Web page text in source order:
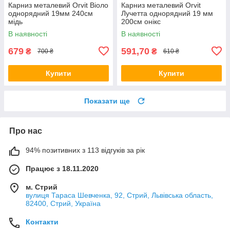
Карниз металевий Orvit Віоло
однорядний 19мм 240см
мідь
В наявності
679 ₴ 700 ₴
Купити
Карниз металевий Orvit
Лучетта однорядний 19 мм
200см онікс
В наявності
591,70 ₴ 610 ₴
Купити
Показати ще
Про нас
94% позитивних з 113 відгуків за рік
Працює з 18.11.2020
м. Стрий
вулиця Тараса Шевченка, 92, Стрий, Львівська область,
82400, Стрий, Україна
Контакти